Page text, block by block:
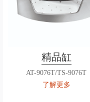
精品缸
AT-9076T/TS-9076T
了解更多